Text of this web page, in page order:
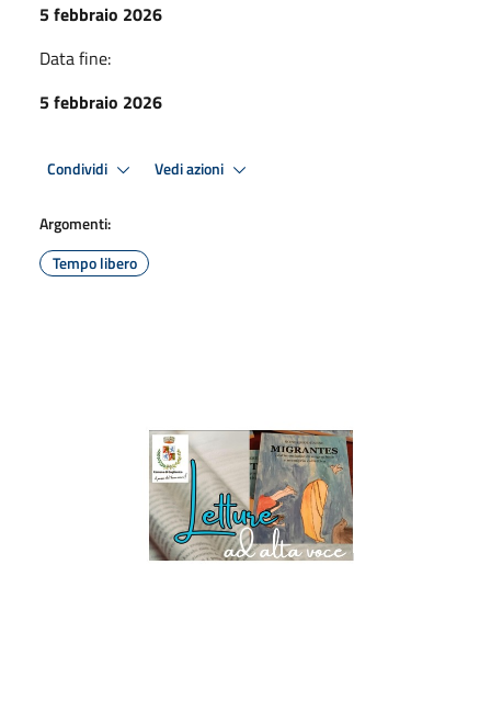
5 febbraio 2026
Data fine:
5 febbraio 2026
Condividi Vedi azioni
Argomenti:
Tempo libero